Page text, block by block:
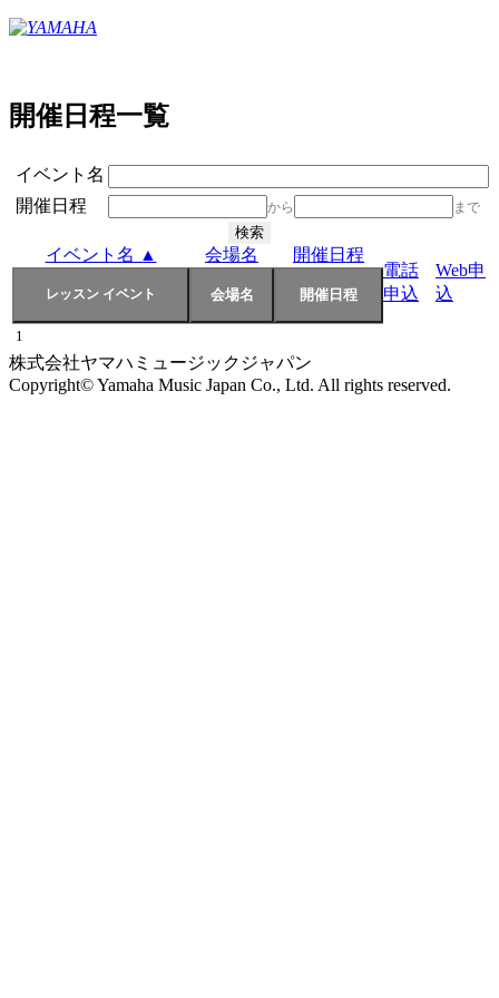
開催日程一覧
イベント名
開催日程
から まで
イベント名 ▲ 会場名
開催日程
電話
申込
Web申
込
1
株式会社ヤマハミュージックジャパン
Copyright© Yamaha Music Japan Co., Ltd. All rights reserved.